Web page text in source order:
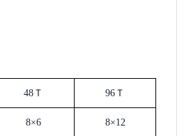
48Ｔ 96Ｔ
8×6 8×12